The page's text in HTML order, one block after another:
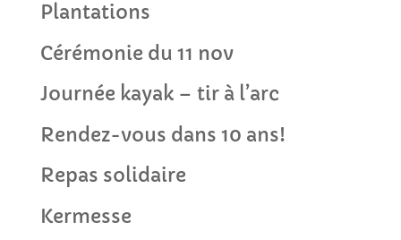
Plantations
Cérémonie du 11 nov
Journée kayak – tir à l’arc
Rendez-vous dans 10 ans!
Repas solidaire
Kermesse